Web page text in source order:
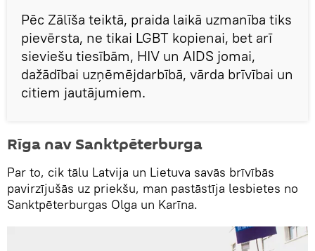
Pēc Zālīša teiktā, praida laikā uzmanība tiks
pievērsta, ne tikai LGBT kopienai, bet arī
sieviešu tiesībām, HIV un AIDS jomai,
dažādībai uzņēmējdarbībā, vārda brīvībai un
citiem jautājumiem.
Rīga nav Sanktpēterburga
Par to, cik tālu Latvija un Lietuva savās brīvībās
pavirzījušās uz priekšu, man pastāstīja lesbietes no
Sanktpēterburgas Olga un Karīna.